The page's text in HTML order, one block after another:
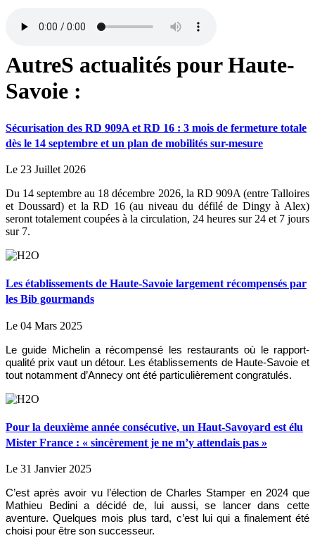
AutreS actualités pour Haute-
Savoie :
Sécurisation des RD 909A et RD 16 : 3 mois de fermeture totale
dès le 14 septembre et un plan de mobilités sur-mesure
Le 23 Juillet 2026
Du 14 septembre au 18 décembre 2026, la RD 909A (entre Talloires
et Doussard) et la RD 16 (au niveau du défilé de Dingy à Alex)
seront totalement coupées à la circulation, 24 heures sur 24 et 7 jours
sur 7.
Les établissements de Haute-Savoie largement récompensés par
les Bib gourmands
Le 04 Mars 2025
Le guide Michelin a récompensé les restaurants où le rapport-
qualité prix vaut un détour. Les établissements de Haute-Savoie et
tout notamment d’Annecy ont été particulièrement congratulés.
Pour la deuxième année consécutive, un Haut-Savoyard est élu
Mister France : « sincèrement je ne m’y attendais pas »
Le 31 Janvier 2025
C’est après avoir vu l’élection de Charles Stamper en 2024 que
Mathieu Bedini a décidé de, lui aussi, se lancer dans cette
aventure. Quelques mois plus tard, c’est lui qui a finalement été
choisi pour être son successeur.